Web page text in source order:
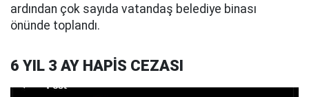
ardından çok sayıda vatandaş belediye binası
önünde toplandı.
6 YIL 3 AY HAPİS CEZASI